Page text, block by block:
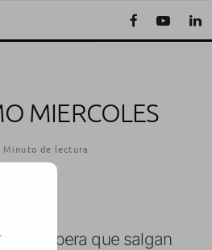
MIERCOLES
Minuto de lectura
se espera que salgan